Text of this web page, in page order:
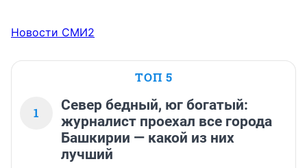
Новости СМИ2
ТОП 5
1
Север бедный, юг богатый:
журналист проехал все города
Башкирии — какой из них
лучший